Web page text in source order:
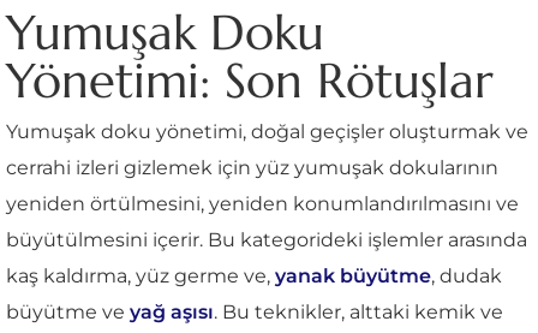
Yumuşak Doku
Yönetimi: Son Rötuşlar
Yumuşak doku yönetimi, doğal geçişler oluşturmak ve
cerrahi izleri gizlemek için yüz yumuşak dokularının
yeniden örtülmesini, yeniden konumlandırılmasını ve
büyütülmesini içerir. Bu kategorideki işlemler arasında
kaş kaldırma, yüz germe ve, yanak büyütme, dudak
büyütme ve yağ aşısı. Bu teknikler, alttaki kemik ve